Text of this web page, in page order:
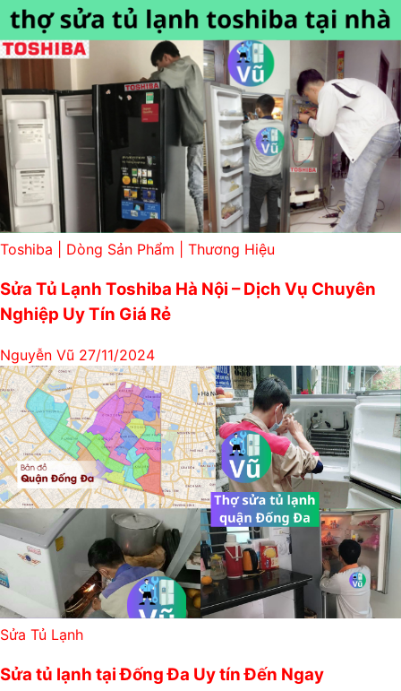
Toshiba | Dòng Sản Phẩm | Thương Hiệu
Sửa Tủ Lạnh Toshiba Hà Nội – Dịch Vụ Chuyên
Nghiệp Uy Tín Giá Rẻ
Nguyễn Vũ 27/11/2024
Sửa Tủ Lạnh
Sửa tủ lạnh tại Đống Đa Uy tín Đến Ngay